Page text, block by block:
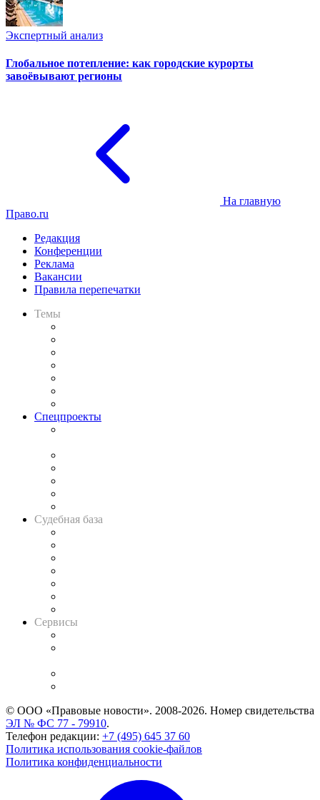
Экспертный анализ
Глобальное потепление: как городские курорты
завоёвывают регионы
На главную
Право.ru
Редакция
Конференции
Реклама
Вакансии
Правила перепечатки
Темы
Спецпроекты
Судебная база
Сервисы
© ООО «Правовые новости». 2008-2026. Номер свидетельства
ЭЛ № ФС 77 - 79910.
Телефон редакции: +7 (495) 645 37 60
Политика использования cookie-файлов
Политика конфиденциальности